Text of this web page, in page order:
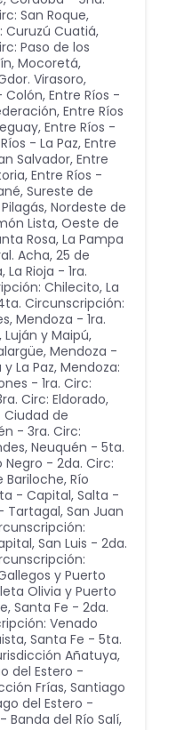
San Roque,
Curuzú Cuatiá,
Paso de los
Mocoretá,
Virasoro,
Colón, Entre Ríos -
, Entre Ríos
, Entre Ríos -
- La Paz, Entre
Salvador, Entre
, Entre Ríos -
Sureste de
Nordeste de
Lista, Oeste de
Rosa, La Pampa
Acha, 25 de
, La Rioja - 1ra.
Chilecito, La
Circunscripción:
, Mendoza - 1ra.
Luján y Maipú,
, Mendoza -
La Paz, Mendoza:
- 1ra. Circ:
Circ: Eldorado,
Ciudad de
- 3ra. Circ:
, Neuquén - 5ta.
Negro - 2da. Circ:
Bariloche, Río
- Capital, Salta -
Tartagal, San Juan
, San Luis - 2da.
y Puerto
Olivia y Puerto
, Santa Fe - 2da.
Venado
, Santa Fe - 5ta.
Añatuya,
del Estero -
Frías, Santiago
del Estero -
Banda del Río Salí,